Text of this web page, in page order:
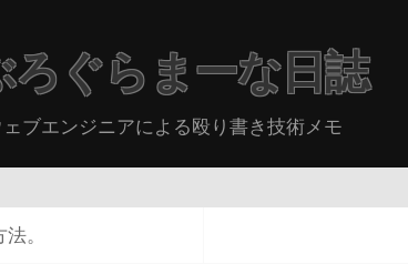
ろぐらまーな日誌
ブエンジニアによる殴り書き技術メモ
。